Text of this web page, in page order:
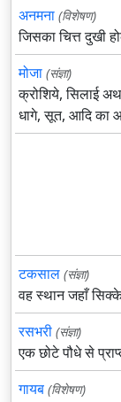
अनमना (विशेषण)
जिसका चित्त दुखी
मोजा (संज्ञा)
क्रोशिये, सिलाई
धागे, सूत, आदि का
टकसाल (संज्ञा)
वह स्थान जहाँ
रसभरी (संज्ञा)
एक छोटे पौधे से
गायब (विशेषण)